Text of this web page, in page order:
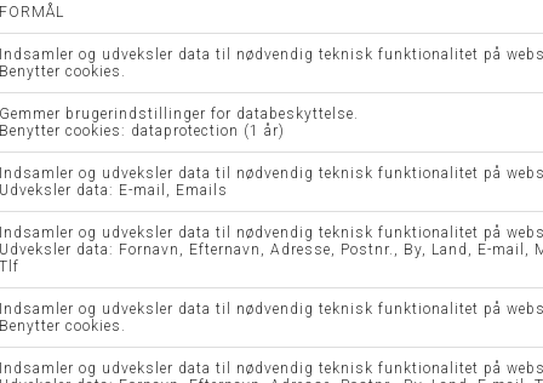
42 44
LEVONDA KJOLE - MUNTHE
DKK 1.999,00 DKK 999,50
GITALU KJOLE - MUNTHE
DKK 1.999,00 DKK 999,50
-50% -50%